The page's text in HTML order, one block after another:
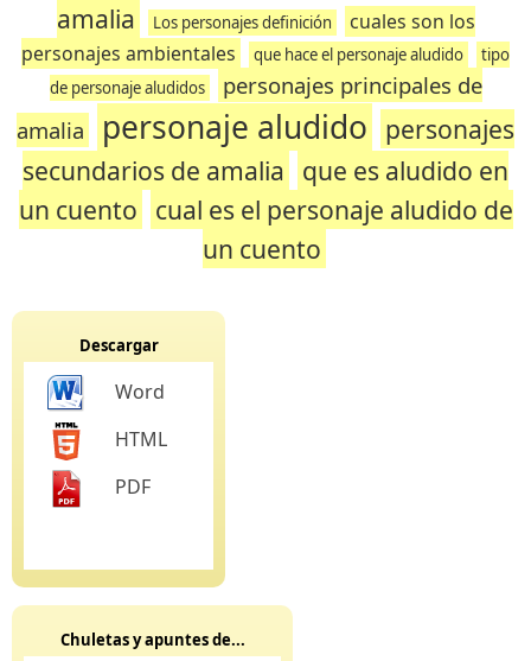
amalia
Los personajes definición
cuales son los
personajes ambientales
que hace el personaje aludido
tipo
de personaje aludidos
personajes principales de
amalia
personaje aludido personajes
secundarios de amalia que es aludido en
un cuento cual es el personaje aludido de
un cuento
Descargar
Word
HTML
PDF
Chuletas y apuntes de...